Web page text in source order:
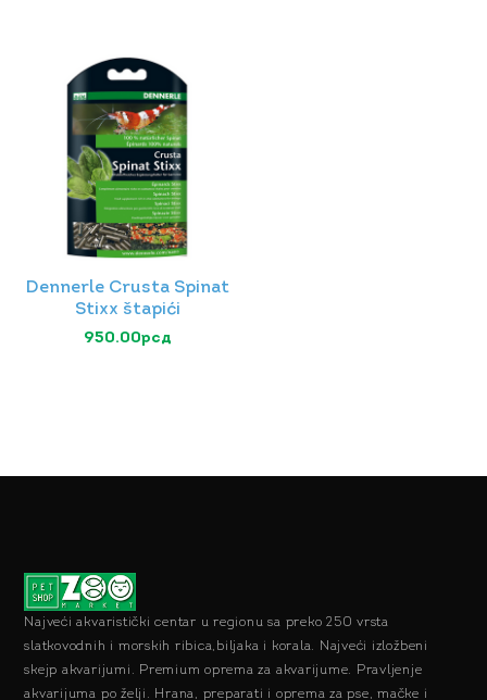
Dennerle Crusta Spinat
Stixx štapići
950.00рсд
Najveći akvaristički centar u regionu sa preko 250 vrsta
slatkovodnih i morskih ribica,biljaka i korala. Najveći izložbeni
skejp akvarijumi. Premium oprema za akvarijume. Pravljenje
akvarijuma po želji. Hrana, preparati i oprema za pse, mačke i